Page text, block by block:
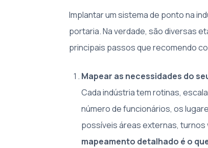
Implantar um sistema de ponto na
portaria. Na verdade, são diversas
principais passos que recomendo
Mapear as necessidades do
Cada indústria tem rotinas,
número de funcionários, os
possíveis áreas externas,
mapeamento detalhado é o